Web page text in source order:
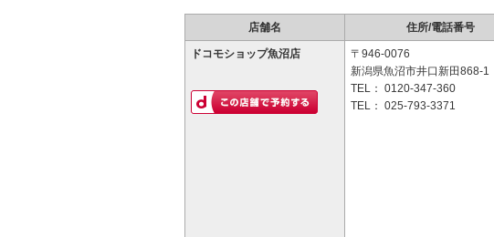
店舗名 住所/電話番号
ドコモショップ魚沼店
〒946-0076
新潟県魚沼市井口新田868-1
TEL： 0120-347-360
TEL： 025-793-3371